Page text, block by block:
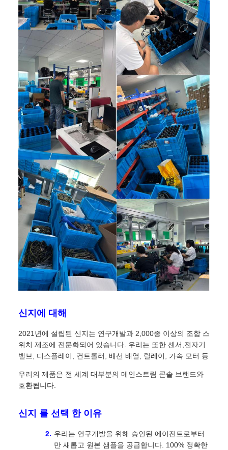
신지에 대해
2021년에 설립된 신지는 연구개발과 2,000종 이상의 조합 스
위치 제조에 전문화되어 있습니다. 우리는 또한 센서,전자기
밸브, 디스플레이, 컨트롤러, 배선 배열, 릴레이, 가속 모터 등
우리의 제품은 전 세계 대부분의 메인스트림 콘솔 브랜드와
호환됩니다.
신지 를 선택 한 이유
우리는 연구개발을 위해 승인된 에이전트로부터
만 새롭고 원본 샘플을 공급합니다. 100% 정확한